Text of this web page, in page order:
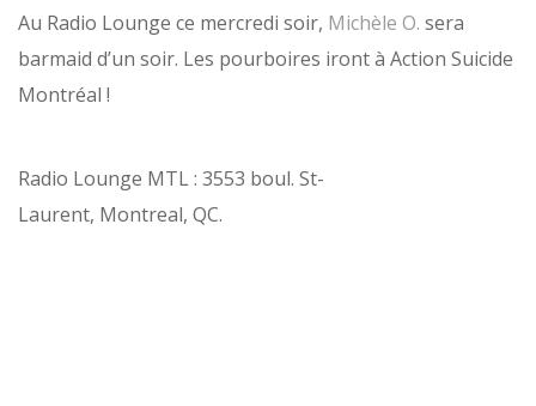
Au Radio Lounge ce mercredi soir, Michèle O. sera
barmaid d’un soir. Les pourboires iront à Action Suicide
Montréal !
Radio Lounge MTL : 3553 boul. St-
Laurent, Montreal, QC.